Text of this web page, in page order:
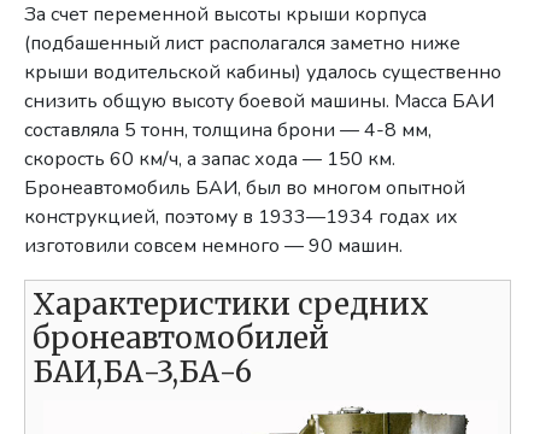
За счет переменной высоты крыши корпуса
(подбашенный лист располагался заметно ниже
крыши водительской кабины) удалось существенно
снизить общую высоту боевой машины. Масса БАИ
составляла 5 тонн, толщина брони — 4-8 мм,
скорость 60 км/ч, а запас хода — 150 км.
Бронеавтомобиль БАИ, был во многом опытной
конструкцией, поэтому в 1933—1934 годах их
изготовили совсем немного — 90 машин.
Характеристики средних
бронеавтомобилей
БАИ,БА-3,БА-6